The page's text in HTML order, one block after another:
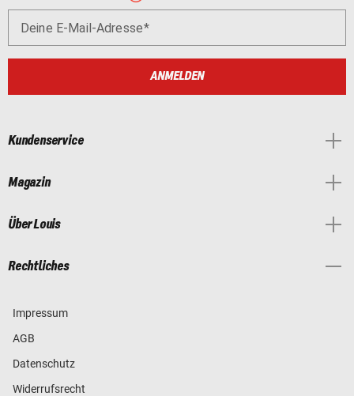
Deine E-Mail-Adresse
ANMELDEN
Kundenservice
Magazin
Über Louis
Rechtliches
Impressum
AGB
Datenschutz
Widerrufsrecht